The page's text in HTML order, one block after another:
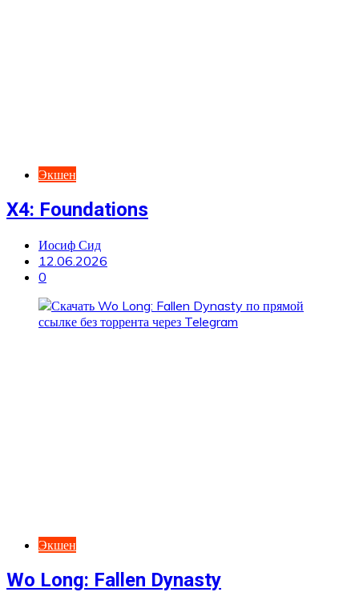
Экшен
X4: Foundations
Иосиф Сид
12.06.2026
0
Экшен
Wo Long: Fallen Dynasty